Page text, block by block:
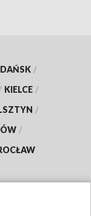
/
KIELCE /
/
/